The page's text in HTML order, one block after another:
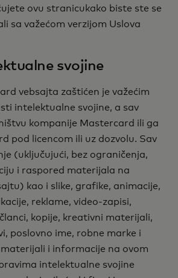
ovu stranicukako biste ste se
sa važećom verzijom Uslova
svojine
vebsajta zaštićen je važećim
intelektualne svojine, a sav
kompanije Mastercard ili ga
pod licencom ili uz dozvolu. Sav
(uključujući, bez ograničenja,
i raspored materijala na
kao i slike, grafike, animacije,
reklame, video-zapisi,
kopije, kreativni materijali,
poslovno ime, robne marke i
materijali i informacije na ovom
intelektualne svojine